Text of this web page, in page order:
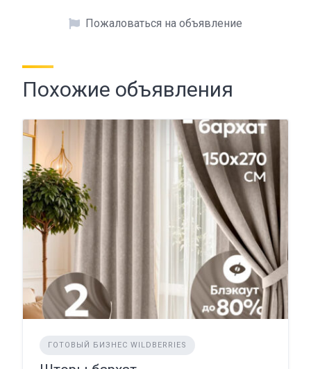
Пожаловаться на объявление
Похожие объявления
ГОТОВЫЙ БИЗНЕС WILDBERRIES